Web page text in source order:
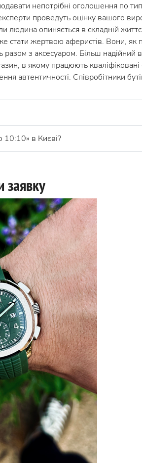
непотрібні оголошення по
проведуть оцінку вашого
людина опиняється в складній
стати жертвою аферистів. Вони,
з аксесуаром. Більш надійний
в якому працюють кваліфіковані
автентичності. Співробітники
10:10» в Києві?
заявку